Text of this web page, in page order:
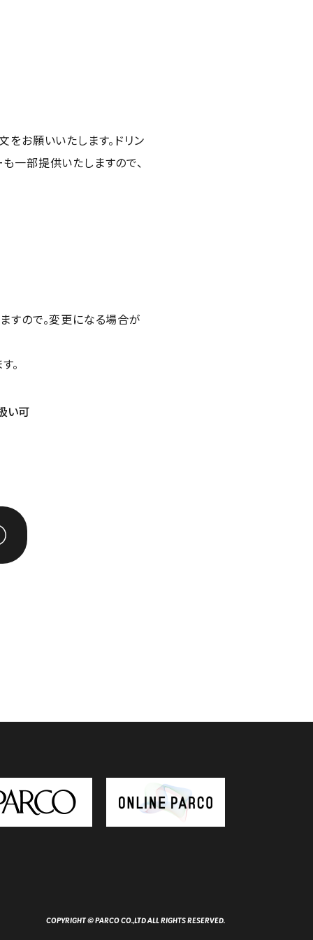
お願いいたします。ドリン
一部提供いたしますので、
すので。変更になる場合が
。
い可
COPYRIGHT © PARCO CO.,LTD ALL RIGHTS RESERVED.